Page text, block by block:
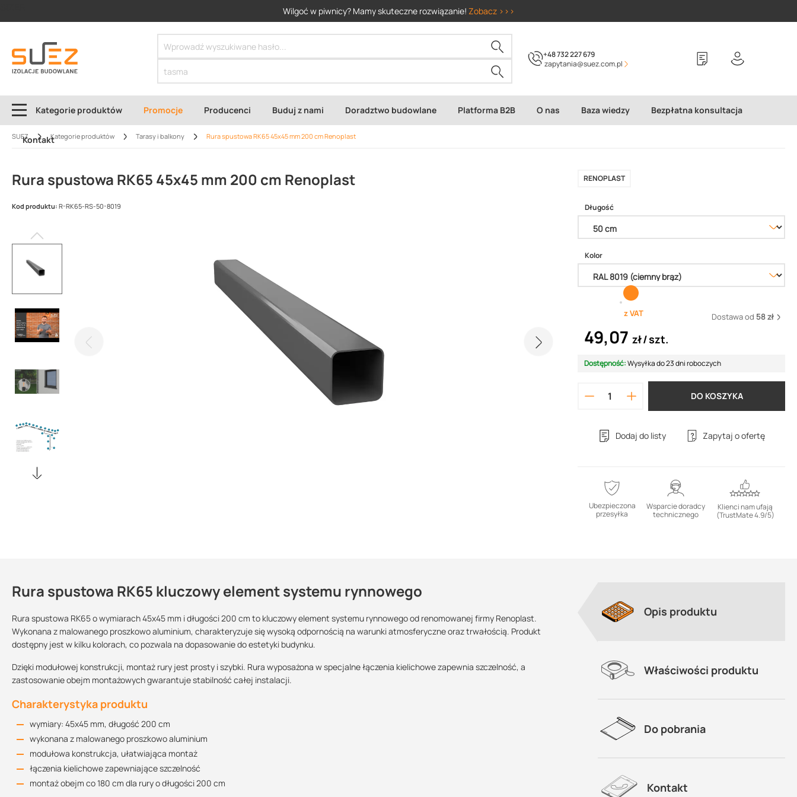
Wilgoć w piwnicy? Mamy skuteczne rozwiązanie! Zobacz >>>
+48 732 227 679
zapytania@suez.com.pl
Kategorie produktów Promocje Producenci Buduj z nami Doradztwo budowlane Platforma B2B O nas Baza wiedzy Bezpłatna konsultacja
Kontakt
SUEZ Kategorie produktów Tarasy i balkony Rura spustowa RK65 45x45 mm 200 cm Renoplast
Rura spustowa RK65 45x45 mm 200 cm Renoplast RENOPLAST
Kod produktu: R-RK65-RS-50-8019 Długość
Kolor
z VAT Dostawa od 58 zł
49,07 zł szt.
Dostępność:Wysyłka do 23 dni roboczych
DO KOSZYKA
Dodaj do listy Zapytaj o ofertę
Ubezpieczona
przesyłka
Wsparcie doradcy
technicznego
Klienci nam ufają
(TrustMate 4.9/5)
Rura spustowa RK65 kluczowy element systemu rynnowego
Rura spustowa RK65 o wymiarach 45x45 mm i długości 200 cm to kluczowy element systemu rynnowego od renomowanej firmy Renoplast.
Wykonana z malowanego proszkowo aluminium, charakteryzuje się wysoką odpornością na warunki atmosferyczne oraz trwałością. Produkt
dostępny jest w kilku kolorach, co pozwala na dopasowanie do estetyki budynku.
Dzięki modułowej konstrukcji, montaż rury jest prosty i szybki. Rura wyposażona w specjalne łączenia kielichowe zapewnia szczelność, a
zastosowanie obejm montażowych gwarantuje stabilność całej instalacji.
Charakterystyka produktu
wymiary: 45x45 mm, długość 200 cm
wykonana z malowanego proszkowo aluminium
modułowa konstrukcja, ułatwiająca montaż
łączenia kielichowe zapewniające szczelność
montaż obejm co 180 cm dla rury o długości 200 cm
Sprzedajemy na:
sztuki
Podlega zwrotowi?:
tak
Informacja techniczna
Instrukcja montażu
Kontakt
Maszy pytania lub wątpliwości?
Skontaktuj się z nami
Opis produktu
Właściwości produktu
Do pobrania
Kontakt